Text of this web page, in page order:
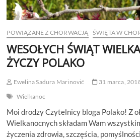
POWIĄZANE Z CHORWACJĄ ŚWIĘTA W
WESOŁYCH ŚWIĄT
ŻYCZY POLAKO
Ewelina Sadura Marinović 31 marca,
Wielkanoc
Moi drodzy Czytelnicy bloga Polako! Z
Wielkanocnych składam Wam
życzenia zdrowia, szczęścia,